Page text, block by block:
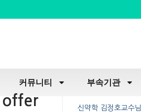
커뮤니티 부속기관
offer 신약학 김정호교수님